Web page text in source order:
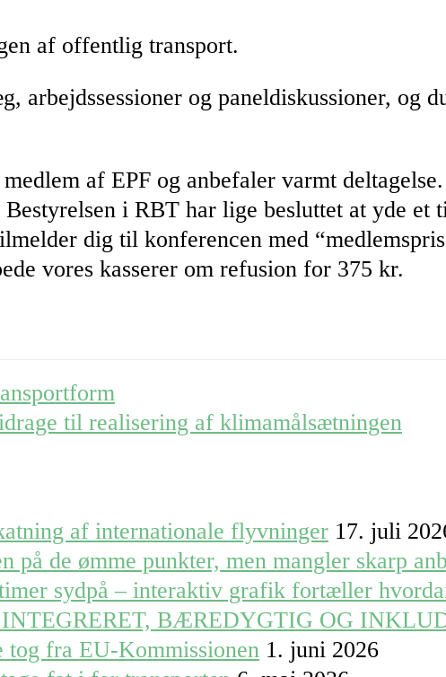
af offentlig transport.
og paneldiskussioner, og
af EPF og anbefaler varmt
Bestyrelsen i RBT har lige besluttet at yde et
dig til konferencen med
vores kasserer om refusion for 375 kr.
til realisering af klimamålsætningen
af internationale flyvninger 17. juli
de ømme punkter, men mangler skarp
sydpå – interaktiv grafik fortæller
BÆREDYGTIG OG
tog fra EU-Kommissionen 1. juni 2026